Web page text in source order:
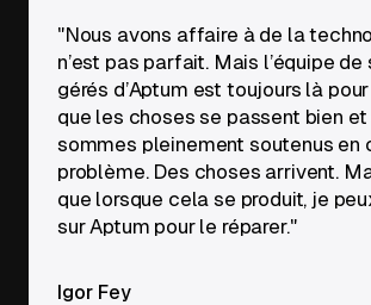
"Nous avons affaire à de la
n’est pas parfait. Mais l’équipe
gérés d’Aptum est toujours là pour
que les choses se passent bien et
sommes pleinement soutenus en
problème. Des choses arrivent.
que lorsque cela se produit, je
sur Aptum pour le réparer."
Igor Fey